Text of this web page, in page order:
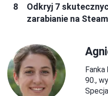
Odkryj 7
zarabianie na
90.,